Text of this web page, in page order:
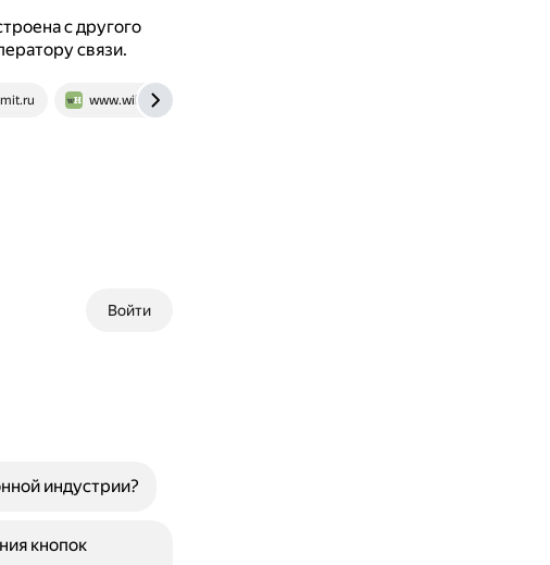
с другого
связи.
www.wikihow.com
Войти
индустрии?
кнопок